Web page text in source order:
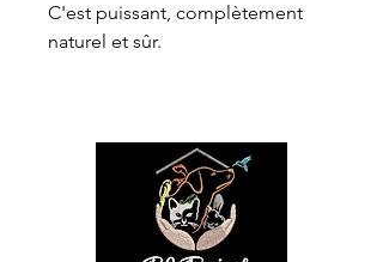
C'est puissant, complètement
naturel et sûr.